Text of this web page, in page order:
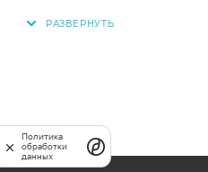
Политика
обработки
данных